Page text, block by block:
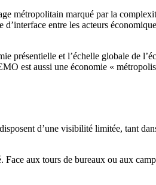
métropolitain marqué par la
entre les acteurs
présentielle et l’échelle globale de
est aussi une économie «
d’une visibilité limitée, tant
aux tours de bureaux ou aux